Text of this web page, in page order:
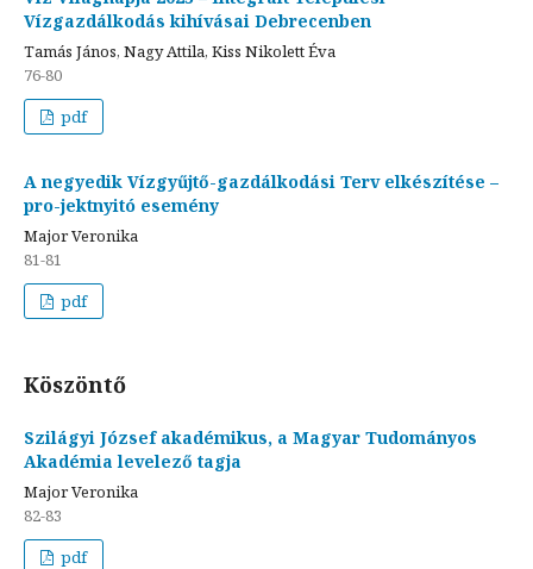
Vízgazdálkodás kihívásai Debrecenben
Tamás János, Nagy Attila, Kiss Nikolett Éva
76-80
pdf
A negyedik Vízgyűjtő-gazdálkodási Terv elkészítése –
pro-jektnyitó esemény
Major Veronika
81-81
pdf
Köszöntő
Szilágyi József akadémikus, a Magyar Tudományos
Akadémia levelező tagja
Major Veronika
82-83
pdf